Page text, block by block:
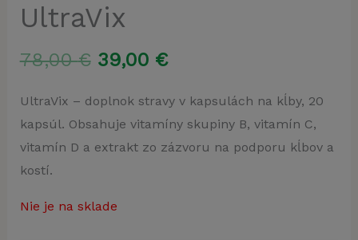
UltraVix
78,00€ Pôvodná
cena
bola:
39,00 €Aktuálna
cena
je:
UltraVix – doplnok stravy v kapsulách na kĺby, 20
kapsúl. Obsahuje vitamíny skupiny B, vitamín C,
vitamín D a extrakt zo zázvoru na podporu kĺbov a
kostí.
Nie je na sklade